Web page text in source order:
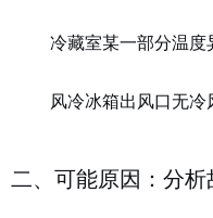
冷藏室某一部分温度
风冷冰箱出风口无冷
二、可能原因：分析